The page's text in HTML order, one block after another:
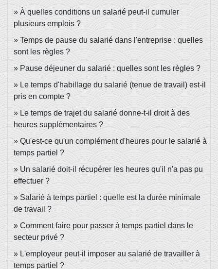
À quelles conditions un salarié peut-il cumuler
plusieurs emplois ?
Temps de pause du salarié dans l'entreprise : quelles
sont les règles ?
Pause déjeuner du salarié : quelles sont les règles ?
Le temps d'habillage du salarié (tenue de travail) est-il
pris en compte ?
Le temps de trajet du salarié donne-t-il droit à des
heures supplémentaires ?
Qu'est-ce qu'un complément d'heures pour le salarié à
temps partiel ?
Un salarié doit-il récupérer les heures qu'il n'a pas pu
effectuer ?
Salarié à temps partiel : quelle est la durée minimale
de travail ?
Comment faire pour passer à temps partiel dans le
secteur privé ?
L'employeur peut-il imposer au salarié de travailler à
temps partiel ?